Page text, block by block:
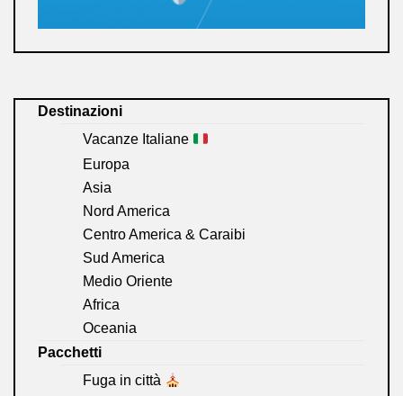
Destinazioni
Vacanze Italiane
Europa
Asia
Nord America
Centro America & Caraibi
Sud America
Medio Oriente
Africa
Oceania
Pacchetti
Fuga in città